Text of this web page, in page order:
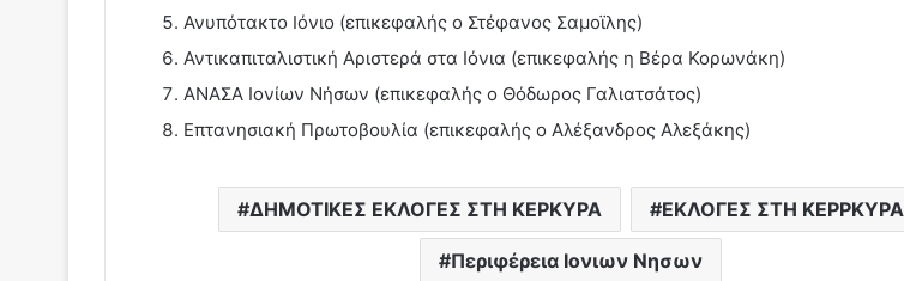
Ανυπότακτο Ιόνιο (επικεφαλής ο Στέφανος Σαμοϊλης)
Αντικαπιταλιστική Αριστερά στα Ιόνια (επικεφαλής η Βέρα Κορωνάκη)
ΑΝΑΣΑ Ιονίων Νήσων (επικεφαλής ο Θόδωρος Γαλιατσάτος)
Επτανησιακή Πρωτοβουλία (επικεφαλής ο Αλέξανδρος Αλεξάκης)
ΔΗΜΟΤΙΚΕΣ ΕΚΛΟΓΕΣ ΣΤΗ ΚΕΡΚΥΡΑ ΕΚΛΟΓΕΣ ΣΤΗ ΚΕΡΡΚΥΡΑ
Περιφέρεια Ιονιων Νησων